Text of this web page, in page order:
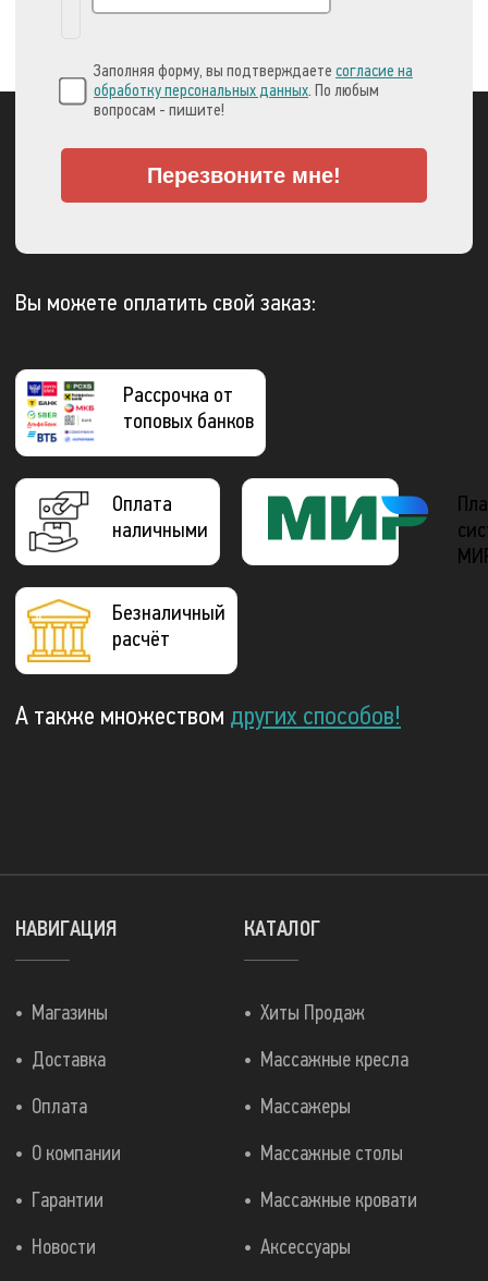
Заполняя форму, вы подтверждаете согласие на
обработку персональных данных. По любым
вопросам - пишите!
Перезвоните мне!
Вы можете оплатить свой заказ:
Рассрочка от
топовых банков
Оплата
наличными
Безналичный
расчёт
А также множеством других способов!
КАТАЛОГ
Хиты Продаж
Массажные кресла
Массажеры
Массажные столы
Массажные кровати
Аксессуары
НАВИГАЦИЯ
Магазины
Доставка
Оплата
О компании
Гарантии
Новости